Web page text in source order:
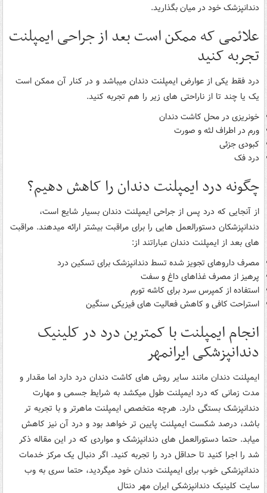
دندانپزشک خود در میان بگذارید.
علائمی که ممکن است بعد از جراحی ایمپلنت
تجربه کنید
درد فقط یکی از عوارض ایمپلنت دندان میباشد و در کنار آن ممکن است
یک یا چند تا از ناراحتی های زیر را هم تجربه کنید.
خونریزی در محل کاشت دندان
ورم در اطراف لثه و صورت
کبودی جزئی
درد فک
چگونه درد ایمپلنت دندان را کاهش دهیم؟
از آنجایی که درد پس از جراحی ایمپلنت دندان بسیار شایع است،
دندانپزشکان دستورالعمل هایی را برای مراقبت بیشتر ارائه میدهند. مراقبت
های بعد از ایمپلنت دندان عباراتند از:
مصرف داروهای تجویز شده تسط دندانپزشک برای تسکین درد
پرهیز از مصرف غذاهای داغ و سفت
استفاده از کمپرس سرد برای کاشه تورم
استراحت کافی و کاهش فعالیت های فیزیکی سنگین
انجام ایمپلنت با کمترین درد در کلینیک
دندانپزشکی ایرانمهر
ایمپلنت دندان مانند سایر روش های کاشت دندان درد دارد اما مقدار و
مدت زمانی که درد ایمپلنت طول میکشد به شرایط جسمی و مهارت
دندانپزشک بستگی دارد. هرچه متخصص ایمپلنت ماهرتر و با تجربه تر
باشد، درصد شکست ایمپلنت پایین تر خواهد بود و درد آن نیز کاهش
میابد. حتما دستورالعمل های دندانپزشک و مواردی که در این مقاله ذکر
شد را اجرا کنید تا حداقل درد را تجربه کنید. اگر دنبال یک مرکز خدمات
دندانپزشکی خوب برای ایمپلنت دندان خود میگردید، حتما سری به وب
سایت کلینیک دندانپزشکی ایران مهر دنتال